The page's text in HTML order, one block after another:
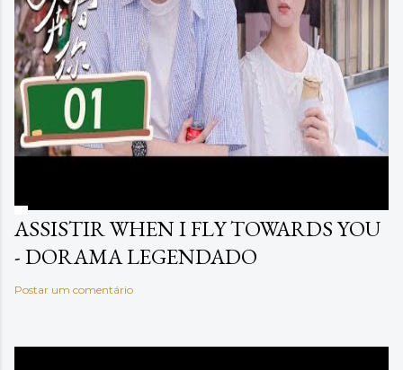
ASSISTIR WHEN I FLY TOWARDS YOU
- DORAMA LEGENDADO
Postar um comentário